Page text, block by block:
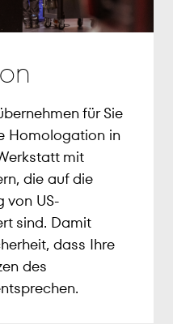
für Sie
Homologation in
mit
die auf die
von US-
sind. Damit
dass Ihre
des